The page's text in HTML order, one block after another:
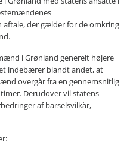
der gælder for de omkring
i Grønland generelt højere
indebærer blandt andet, at
overgår fra en gennemsnitlig
Derudover vil statens
af barselsvilkår,